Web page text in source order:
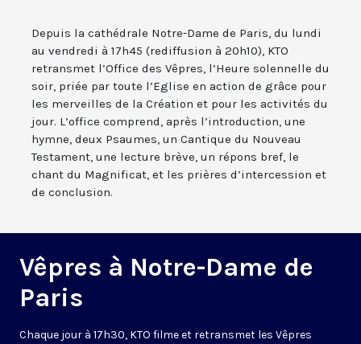
Depuis la cathédrale Notre-Dame de Paris, du lundi
au vendredi à 17h45 (rediffusion à 20h10), KTO
retransmet l’Office des Vêpres, l’Heure solennelle du
soir, priée par toute l’Eglise en action de grâce pour
les merveilles de la Création et pour les activités du
jour. L’office comprend, après l’introduction, une
hymne, deux Psaumes, un Cantique du Nouveau
Testament, une lecture brève, un répons bref, le
chant du Magnificat, et les prières d’intercession et
de conclusion.
Vêpres à Notre-Dame de
Paris
Chaque jour à 17h30, KTO filme et retransmet les Vêpres